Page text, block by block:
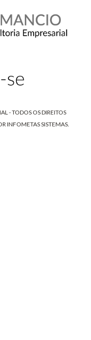
- TODOS OS DIREITOS
INFOMETAS SISTEMAS.